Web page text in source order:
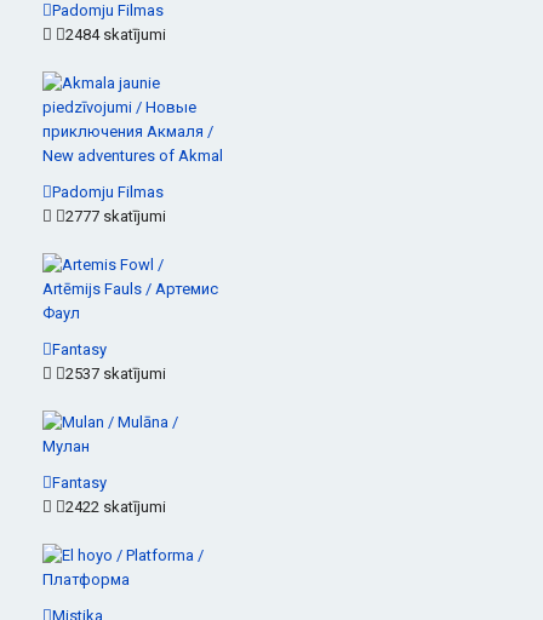
Padomju Filmas
2484 skatījumi
Padomju Filmas
2777 skatījumi
Fantasy
2537 skatījumi
Fantasy
2422 skatījumi
Mistika